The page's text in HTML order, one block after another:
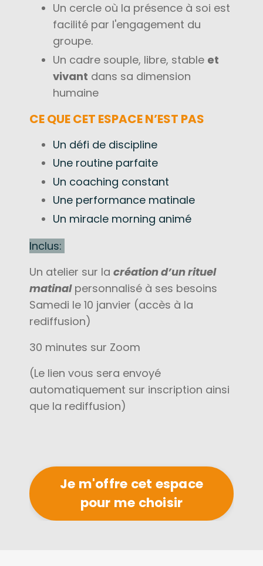
Un cercle où la présence à soi est
facilité par l'engagement du
groupe.
Un cadre souple, libre, stable et
vivant dans sa dimension
humaine
CE QUE CET ESPACE N’EST PAS
Un défi de discipline
Une routine parfaite
Un coaching constant
Une performance matinale
Un miracle morning animé
Inclus:
Un atelier sur la création d’un rituel
matinal personnalisé à ses besoins
Samedi le 10 janvier (accès à la
rediffusion)
30 minutes sur Zoom
(Le lien vous sera envoyé
automatiquement sur inscription ainsi
que la rediffusion)
Je m'offre cet espace
pour me choisir